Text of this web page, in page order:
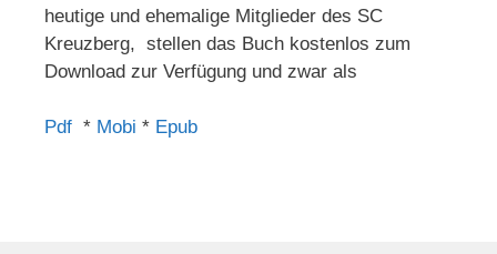
heutige und ehemalige Mitglieder des SC
Kreuzberg, stellen das Buch kostenlos zum
Download zur Verfügung und zwar als
Pdf * Mobi * Epub